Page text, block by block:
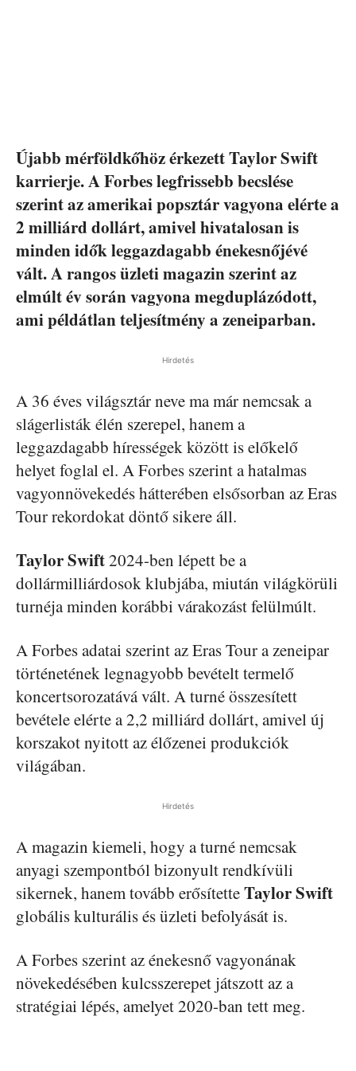
Újabb mérföldkőhöz érkezett Taylor Swift
karrierje. A Forbes legfrissebb becslése
szerint az amerikai popsztár vagyona elérte a
2 milliárd dollárt, amivel hivatalosan is
minden idők leggazdagabb énekesnőjévé
vált. A rangos üzleti magazin szerint az
elmúlt év során vagyona megduplázódott,
ami példátlan teljesítmény a zeneiparban.
Hirdetés
A 36 éves világsztár neve ma már nemcsak a
slágerlisták élén szerepel, hanem a
leggazdagabb hírességek között is előkelő
helyet foglal el. A Forbes szerint a hatalmas
vagyonnövekedés hátterében elsősorban az Eras
Tour rekordokat döntő sikere áll.
Taylor Swift2024-ben lépett be a
dollármilliárdosok klubjába, miután világkörüli
turnéja minden korábbi várakozást felülmúlt.
A Forbes adatai szerint az Eras Tour a zeneipar
történetének legnagyobb bevételt termelő
koncertsorozatává vált. A turné összesített
bevétele elérte a 2,2 milliárd dollárt, amivel új
korszakot nyitott az élőzenei produkciók
világában.
Hirdetés
A magazin kiemeli, hogy a turné nemcsak
anyagi szempontból bizonyult rendkívüli
sikernek, hanem tovább erősítetteTaylor Swift
globális kulturális és üzleti befolyását is.
A Forbes szerint az énekesnő vagyonának
növekedésében kulcsszerepet játszott az a
stratégiai lépés, amelyet 2020-ban tett meg.